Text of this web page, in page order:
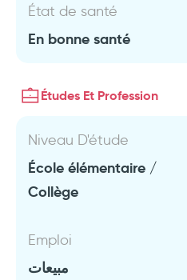
État de santé
En bonne santé
Études Et Profession
Niveau D'étude
École élémentaire /
Collège
Emploi
مبيعات